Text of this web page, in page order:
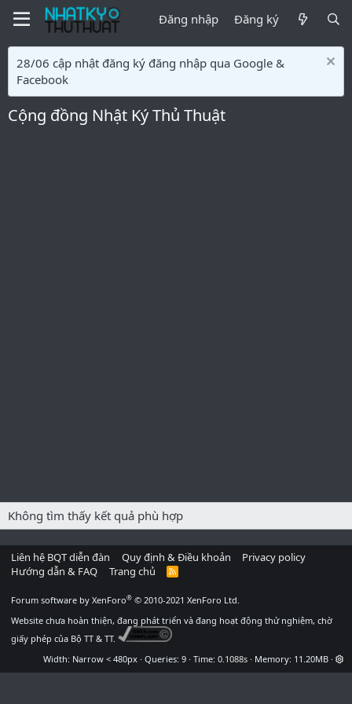
Đăng nhập Đăng ký
28/06 cập nhật đăng ký đăng nhập qua Google &
Facebook
Cộng đồng Nhật Ký Thủ Thuật
Không tìm thấy kết quả phù hợp
Liên hệ BQT diễn đàn Quy định & Điều khoản
Privacy policy
Hướng dẫn & FAQ
Trang chủ
R
Forum software by XenForo® © 2010-2021 XenForo Ltd.
Website chưa hoàn thiện, đang phát triển và đang hoạt động thử nghiệm, chờ
giấy phép của Bộ TT & TT.
Width
Queries 9 Time 0.1088s Memory 11.20MB